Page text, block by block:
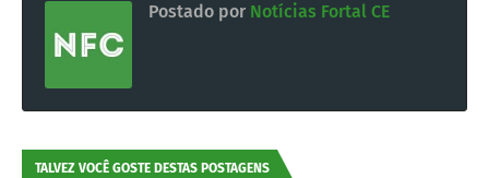
Postado por Notícias Fortal CE
TALVEZ VOCÊ GOSTE DESTAS POSTAGENS